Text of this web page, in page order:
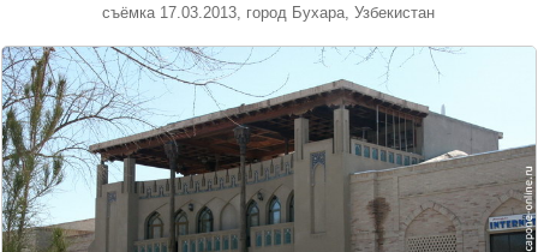
съёмка 17.03.2013, город Бухара, Узбекистан